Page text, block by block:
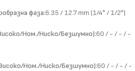
фаза:6.35 / 12.7 mm (1/4" / 1/2")
Ном./Ниско/Безшумно):60 / - / - / -
Ном./Ниско/Безшумно):60 / - / - / -